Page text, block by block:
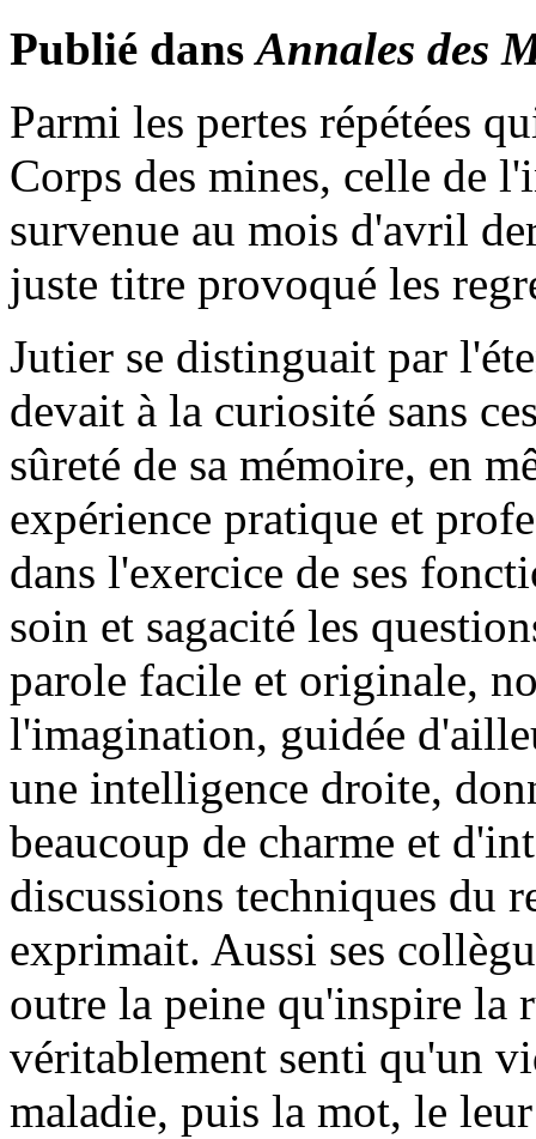
Publié dansAnnales des
Parmi les pertes répétées
Corps des mines, celle de
survenue au mois d'avril
juste titre provoqué les
Jutier se distinguait par
devait à la curiosité sans
sûreté de sa mémoire, en
expérience pratique et
dans l'exercice de ses
soin et sagacité les
parole facile et originale,
l'imagination, guidée
une intelligence droite,
beaucoup de charme et
discussions techniques du
exprimait. Aussi ses
outre la peine qu'inspire la
véritablement senti qu'un
maladie, puis la mot, le